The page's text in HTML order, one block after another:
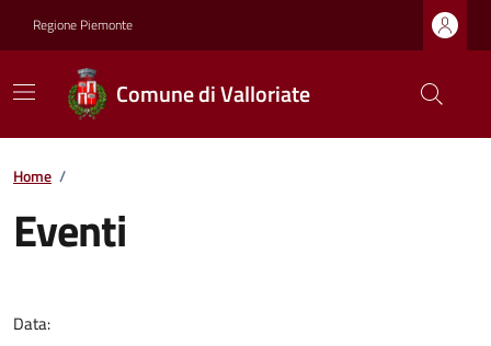
Regione Piemonte
Comune di Valloriate
Home /
Eventi
Data: